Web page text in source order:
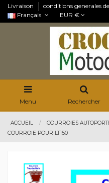
Livraison
conditions generales
Français
EUR €
Menu Rechercher
ACCUEIL COURROIES
COURROIE POUR LT150